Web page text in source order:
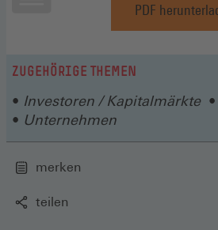
PDF
in
ZUGEHÖRIGE THEMEN
Investoren / Kapitalmärkte
Unternehmen
merken
teilen